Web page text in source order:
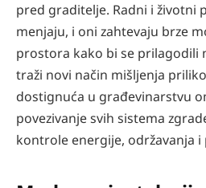
pred graditelje. Radni i životni
menjaju, i oni zahtevaju brze
prostora kako bi se prilagodili
traži novi način mišljenja
dostignuća u građevinarstvu
povezivanje svih sistema
kontrole energije, održavanja i